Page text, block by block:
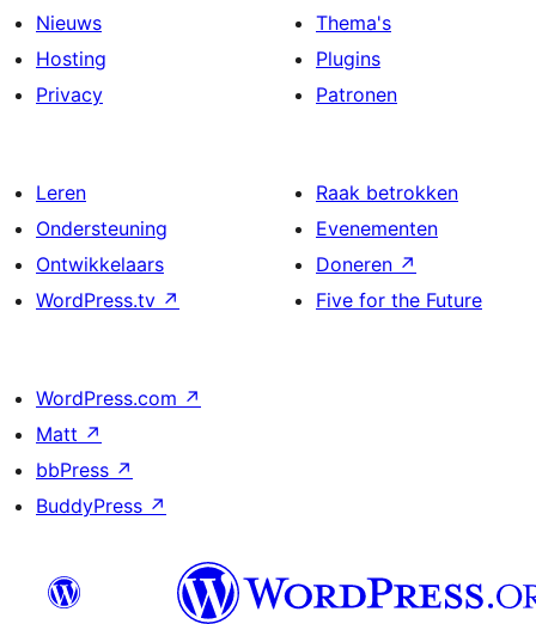
Nieuws
Hosting
Privacy
Thema's
Plugins
Patronen
Leren
Ondersteuning
Ontwikkelaars
WordPress.tv ↗
Raak betrokken
Evenementen
Doneren ↗
Five for the Future
WordPress.com ↗
Matt ↗
bbPress ↗
BuddyPress ↗